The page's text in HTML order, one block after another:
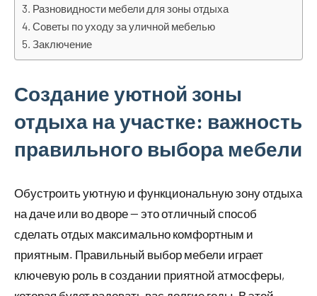
Разновидности мебели для зоны отдыха
Советы по уходу за уличной мебелью
Заключение
Создание уютной зоны
отдыха на участке: важность
правильного выбора мебели
Обустроить уютную и функциональную зону отдыха
на даче или во дворе — это отличный способ
сделать отдых максимально комфортным и
приятным. Правильный выбор мебели играет
ключевую роль в создании приятной атмосферы,